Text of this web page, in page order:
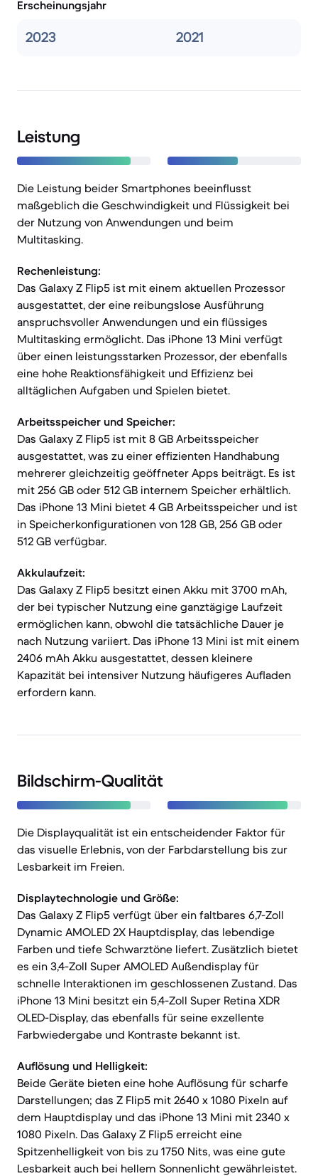
Erscheinungsjahr
2023 2021
Leistung
Die Leistung beider Smartphones beeinflusst
maßgeblich die Geschwindigkeit und Flüssigkeit bei
der Nutzung von Anwendungen und beim
Multitasking.
Rechenleistung:
Das Galaxy Z Flip5 ist mit einem aktuellen Prozessor
ausgestattet, der eine reibungslose Ausführung
anspruchsvoller Anwendungen und ein flüssiges
Multitasking ermöglicht. Das iPhone 13 Mini verfügt
über einen leistungsstarken Prozessor, der ebenfalls
eine hohe Reaktionsfähigkeit und Effizienz bei
alltäglichen Aufgaben und Spielen bietet.
Arbeitsspeicher und Speicher:
Das Galaxy Z Flip5 ist mit 8 GB Arbeitsspeicher
ausgestattet, was zu einer effizienten Handhabung
mehrerer gleichzeitig geöffneter Apps beiträgt. Es ist
mit 256 GB oder 512 GB internem Speicher erhältlich.
Das iPhone 13 Mini bietet 4 GB Arbeitsspeicher und ist
in Speicherkonfigurationen von 128 GB, 256 GB oder
512 GB verfügbar.
Akkulaufzeit:
Das Galaxy Z Flip5 besitzt einen Akku mit 3700 mAh,
der bei typischer Nutzung eine ganztägige Laufzeit
ermöglichen kann, obwohl die tatsächliche Dauer je
nach Nutzung variiert. Das iPhone 13 Mini ist mit einem
2406 mAh Akku ausgestattet, dessen kleinere
Kapazität bei intensiver Nutzung häufigeres Aufladen
erfordern kann.
Bildschirm-Qualität
Die Displayqualität ist ein entscheidender Faktor für
das visuelle Erlebnis, von der Farbdarstellung bis zur
Lesbarkeit im Freien.
Displaytechnologie und Größe:
Das Galaxy Z Flip5 verfügt über ein faltbares 6,7-Zoll
Dynamic AMOLED 2X Hauptdisplay, das lebendige
Farben und tiefe Schwarztöne liefert. Zusätzlich bietet
es ein 3,4-Zoll Super AMOLED Außendisplay für
schnelle Interaktionen im geschlossenen Zustand. Das
iPhone 13 Mini besitzt ein 5,4-Zoll Super Retina XDR
OLED-Display, das ebenfalls für seine exzellente
Farbwiedergabe und Kontraste bekannt ist.
Auflösung und Helligkeit:
Beide Geräte bieten eine hohe Auflösung für scharfe
Darstellungen; das Z Flip5 mit 2640 x 1080 Pixeln auf
dem Hauptdisplay und das iPhone 13 Mini mit 2340 x
1080 Pixeln. Das Galaxy Z Flip5 erreicht eine
Spitzenhelligkeit von bis zu 1750 Nits, was eine gute
Lesbarkeit auch bei hellem Sonnenlicht gewährleistet.